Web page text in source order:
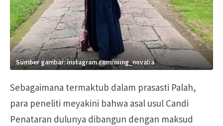
Sumber gambar: instagram.com/niing_novalia
Sebagaimana termaktub dalam prasasti Palah,
para peneliti meyakini bahwa asal usul Candi
Penataran dulunya dibangun dengan maksud